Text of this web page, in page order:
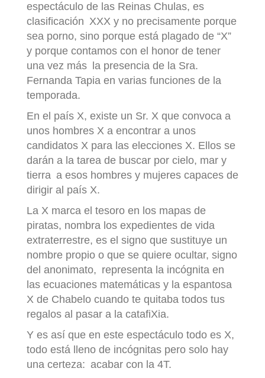
espectáculo de las Reinas Chulas, es
clasificación XXX y no precisamente porque
sea porno, sino porque está plagado de “X”
y porque contamos con el honor de tener
una vez más la presencia de la Sra.
Fernanda Tapia en varias funciones de la
temporada.
En el país X, existe un Sr. X que convoca a
unos hombres X a encontrar a unos
candidatos X para las elecciones X. Ellos se
darán a la tarea de buscar por cielo, mar y
tierra a esos hombres y mujeres capaces de
dirigir al país X.
La X marca el tesoro en los mapas de
piratas, nombra los expedientes de vida
extraterrestre, es el signo que sustituye un
nombre propio o que se quiere ocultar, signo
del anonimato, representa la incógnita en
las ecuaciones matemáticas y la espantosa
X de Chabelo cuando te quitaba todos tus
regalos al pasar a la catafiXia.
Y es así que en este espectáculo todo es X,
todo está lleno de incógnitas pero solo hay
una certeza: acabar con la 4T.